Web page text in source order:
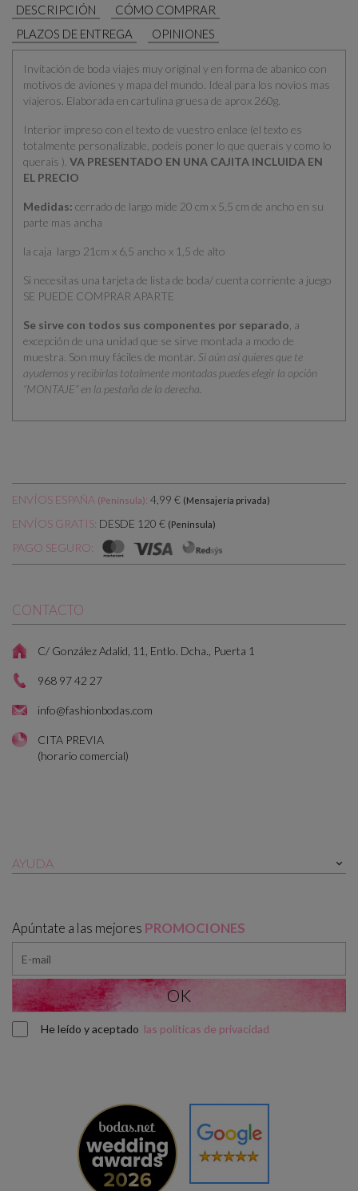
DESCRIPCIÓN
CÓMO COMPRAR
PLAZOS DE ENTREGA
OPINIONES
Invitación de boda viajes muy original y en forma de abanico con
motivos de aviones y mapa del mundo. Ideal para los novios mas
viajeros. Elaborada en cartulina gruesa de aprox 260g.
Interior impreso con el texto de vuestro enlace (el texto es
totalmente personalizable, podeis poner lo que querais y como lo
querais ). VA PRESENTADO EN UNA CAJITA INCLUIDA EN
EL PRECIO
Medidas: cerrado de largo mide 20 cm x 5,5 cm de ancho en su
parte mas ancha
la caja largo 21cm x 6,5 ancho x 1,5 de alto
Si necesitas una tarjeta de lista de boda/ cuenta corriente a juego
SE PUEDE COMPRAR APARTE
Se sirve con todos sus componentes por separado , a
excepción de una unidad que se sirve montada a modo de
muestra. Son muy fáciles de montar. Si aún así quieres que te
ayudemos y recibirlas totalmente montadas puedes elegir la opción
“MONTAJE” en la pestaña de la derecha.
ENVÍOS ESPAÑA (Península): 4,99 € (Mensajería privada)
ENVÍOS GRATIS: DESDE 120 € (Península)
PAGO SEGURO:
CONTACTO
C/ González Adalid, 11, Entlo. Dcha., Puerta 1
968 97 42 27
info@fashionbodas.com
CITA PREVIA
(horario comercial)
AYUDA 
Apúntate a las mejores PROMOCIONES
He leído y aceptado las políticas de privacidad